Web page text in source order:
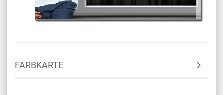
FARBKARTE